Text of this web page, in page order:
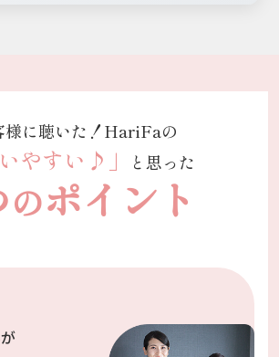
様に聴いた！HariFaの
いやすい♪」 と思った
のポイント